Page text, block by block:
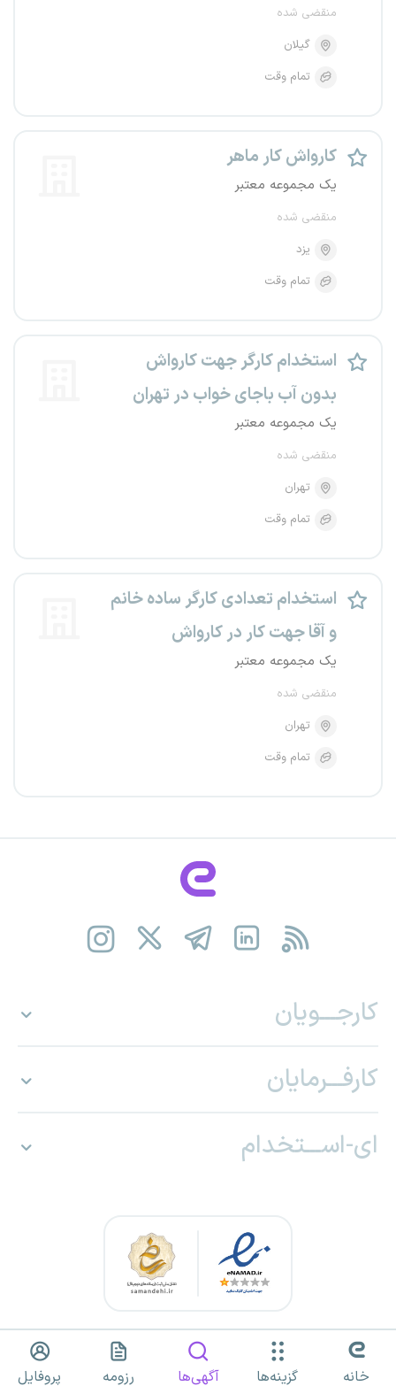
منقضی شده
گیلان
تمام وقت
کارواش کار ماهر
یک مجموعه معتبر
منقضی شده
یزد
تمام وقت
استخدام کارگر جهت کارواش
بدون آب باجای خواب در تهران
یک مجموعه معتبر
منقضی شده
تهران
تمام وقت
استخدام تعدادی کارگر ساده خانم
و آقا جهت کار در کارواش
یک مجموعه معتبر
منقضی شده
تهران
تمام وقت
کارجـــویان
کارفـــرمایان
ای-اســـتخدام
کلیه حقوق برای «ای استخدام» محفوظ بوده و هرگونه استفاده از مطالب
صرفا با مجوز کتبی مجاز است.
خانه گزینه‌ها آگهی‌ها رزومه پروفایل